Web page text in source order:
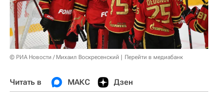
© РИА Новости / Михаил Воскресенский Перейти в медиабанк
Читать в МАКС Дзен